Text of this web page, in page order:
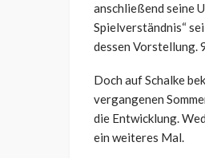
anschließend seine
Spielverständnis“
dessen Vorstellung.
Doch auf Schalke
vergangenen
die Entwicklung.
ein weiteres Mal.